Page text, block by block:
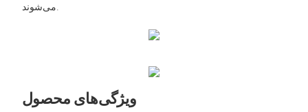
ویژگی‌های محصول